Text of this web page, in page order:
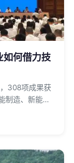
如何借力技
308项成果获
制造、新能